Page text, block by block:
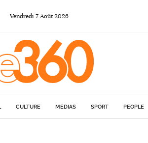
Vendredi 7Août 2026
CULTURE MÉDIAS SPORT PEOPLE